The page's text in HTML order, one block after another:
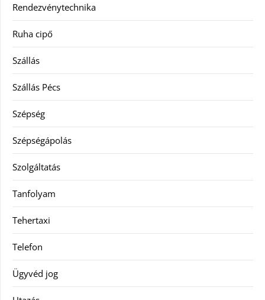
Rendezvénytechnika
Ruha cipő
Szállás
Szállás Pécs
Szépség
Szépségápolás
Szolgáltatás
Tanfolyam
Tehertaxi
Telefon
Ügyvéd jog